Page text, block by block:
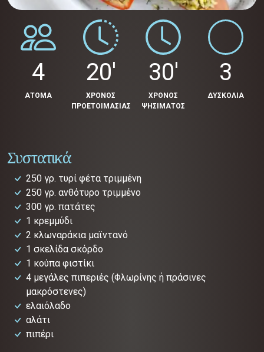
4
ΑΤΟΜΑ
20'
ΧΡΟΝΟΣ
ΠΡΟΕΤΟΙΜΑΣΙΑΣ
30'
ΧΡΟΝΟΣ
ΨΗΣΙΜΑΤΟΣ
3
ΔΥΣΚΟΛΙΑ
Συστατικά
250 γρ. τυρί φέτα τριμμένη
250 γρ. ανθότυρο τριμμένο
300 γρ. πατάτες
1 κρεμμύδι
2 κλωναράκια μαϊντανό
1 σκελίδα σκόρδο
1 κούπα φιστίκι
4 μεγάλες πιπεριές (Φλωρίνης ή πράσινες
μακρόστενες)
ελαιόλαδο
αλάτι
πιπέρι